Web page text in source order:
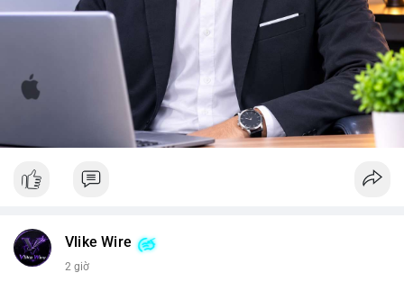
Vlike Wire
2 giờ